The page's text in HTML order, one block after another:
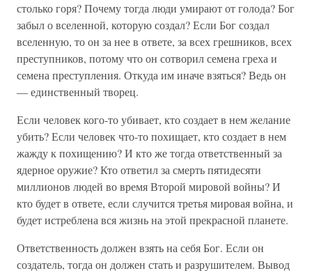
столько горя? Почему тогда люди умирают от голода? Бог
забыл о вселенной, которую создал? Если Бог создал
вселенную, то он за нее в ответе, за всех грешников, всех
преступников, потому что он сотворил семена греха и
семена преступления. Откуда им иначе взяться? Ведь он
— единственный творец.
Если человек кого-то убивает, кто создает в нем желание
убить? Если человек что-то похищает, кто создает в нем
жажду к похищению? И кто же тогда ответственный за
ядерное оружие? Кто ответил за смерть пятидесяти
миллионов людей во время Второй мировой войны? И
кто будет в ответе, если случится третья мировая война, и
будет истреблена вся жизнь на этой прекрасной планете.
Ответственность должен взять на себя Бог. Если он
создатель, тогда он должен стать и разрушителем. Вывод